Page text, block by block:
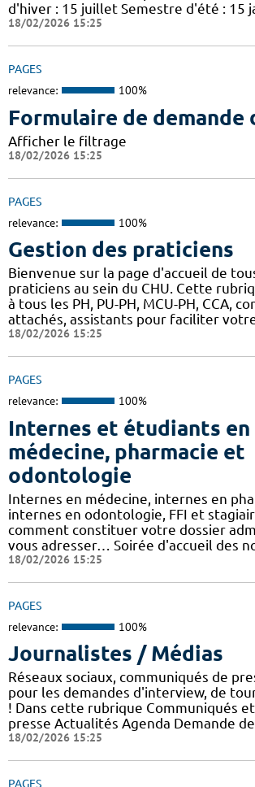
d'hiver : 15 juillet Semestre d'été : 15
18/02/2026 15:25
PAGES
relevance: 100%
Formulaire de demande
Afficher le filtrage
18/02/2026 15:25
PAGES
relevance: 100%
Gestion des praticiens
Bienvenue sur la page d'accueil de
praticiens au sein du CHU. Cette
à tous les PH, PU-PH, MCU-PH, CCA,
attachés, assistants pour faciliter
18/02/2026 15:25
PAGES
relevance: 100%
Internes et étudiants en
médecine, pharmacie et
odontologie
Internes en médecine, internes en
internes en odontologie, FFI et
comment constituer votre dossier
vous adresser… Soirée d'accueil des
18/02/2026 15:25
PAGES
relevance: 100%
Journalistes / Médias
Réseaux sociaux, communiqués de
pour les demandes d'interview, de
! Dans cette rubrique Communiqués
presse Actualités Agenda Demande
18/02/2026 15:25
PAGES